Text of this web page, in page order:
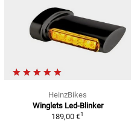
HeinzBikes
Winglets Led-Blinker
189,00 €1